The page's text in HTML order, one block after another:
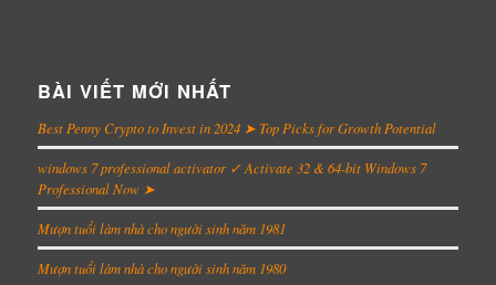
BÀI VIẾT MỚI NHẤT
Best Penny Crypto to Invest in 2024 ➤ Top Picks for Growth Potential
windows 7 professional activator ✓ Activate 32 & 64-bit Windows 7
Professional Now ➤
Mượn tuổi làm nhà cho người sinh năm 1981
Mượn tuổi làm nhà cho người sinh năm 1980